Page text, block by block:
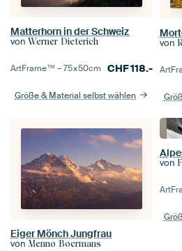
Matterhorn in der Schweiz
von Werner Dieterich
ArtFrame™ –75×50cm CHF118.-
Größe & Material selbst wählen
von
Eiger Mönch Jungfrau
von Menno Boermans
von